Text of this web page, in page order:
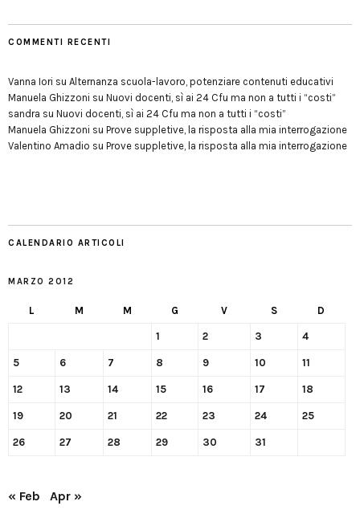
COMMENTI RECENTI
Vanna Iori su Alternanza scuola-lavoro, potenziare contenuti educativi
Manuela Ghizzoni su Nuovi docenti, sì ai 24 Cfu ma non a tutti i “costi”
sandra su Nuovi docenti, sì ai 24 Cfu ma non a tutti i “costi”
Manuela Ghizzoni su Prove suppletive, la risposta alla mia interrogazione
Valentino Amadio su Prove suppletive, la risposta alla mia interrogazione
CALENDARIO ARTICOLI
MARZO 2012
L M M G V S D
1 2 3 4
5 6 7 8 9 10 11
12 13 14 15 16 17 18
19 20 21 22 23 24 25
26 27 28 29 30 31
« Feb Apr »